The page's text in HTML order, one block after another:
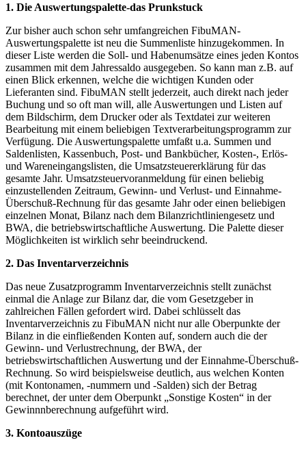
1. Die Auswertungspalette-das Prunkstuck
Zur bisher auch schon sehr umfangreichen FibuMAN-
Auswertungspalette ist neu die Summenliste hinzugekommen. In
dieser Liste werden die Soll- und Habenumsätze eines jeden Kontos
zusammen mit dem Jahressaldo ausgegeben. So kann man z.B. auf
einen Blick erkennen, welche die wichtigen Kunden oder
Lieferanten sind. FibuMAN stellt jederzeit, auch direkt nach jeder
Buchung und so oft man will, alle Auswertungen und Listen auf
dem Bildschirm, dem Drucker oder als Textdatei zur weiteren
Bearbeitung mit einem beliebigen Textverarbeitungsprogramm zur
Verfügung. Die Auswertungspalette umfaßt u.a. Summen und
Saldenlisten, Kassenbuch, Post- und Bankbücher, Kosten-, Erlös-
und Wareneingangslisten, die Umsatzsteuererklärung für das
gesamte Jahr. Umsatzsteuervoranmeldung für einen beliebig
einzustellenden Zeitraum, Gewinn- und Verlust- und Einnahme-
Überschuß-Rechnung für das gesamte Jahr oder einen beliebigen
einzelnen Monat, Bilanz nach dem Bilanzrichtliniengesetz und
BWA, die betriebswirtschaftliche Auswertung. Die Palette dieser
Möglichkeiten ist wirklich sehr beeindruckend.
2. Das Inventarverzeichnis
Das neue Zusatzprogramm Inventarverzeichnis stellt zunächst
einmal die Anlage zur Bilanz dar, die vom Gesetzgeber in
zahlreichen Fällen gefordert wird. Dabei schlüsselt das
Inventarverzeichnis zu FibuMAN nicht nur alle Oberpunkte der
Bilanz in die einfließenden Konten auf, sondern auch die der
Gewinn- und Verlustrechnung, der BWA, der
betriebswirtschaftlichen Auswertung und der Einnahme-Überschuß-
Rechnung. So wird beispielsweise deutlich, aus welchen Konten
(mit Kontonamen, -nummern und -Salden) sich der Betrag
berechnet, der unter dem Oberpunkt „Sonstige Kosten“ in der
Gewinnnberechnung aufgeführt wird.
3. Kontoauszüge